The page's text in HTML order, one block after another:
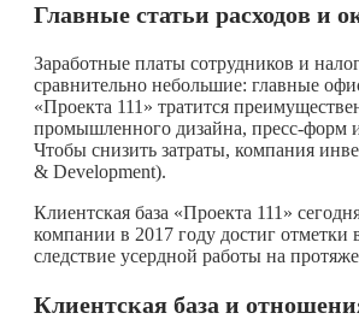
Главные статьи расходов и
Заработные платы сотрудников и
сравнительно небольшие: главные
«Проекта 111» тратится
промышленного дизайна, пресс-форм
Чтобы снизить затраты, компания
& Development).
Клиентская база «Проекта 111»
компании в 2017 году достиг отметки
следствие усердной работы на
Клиентская база и